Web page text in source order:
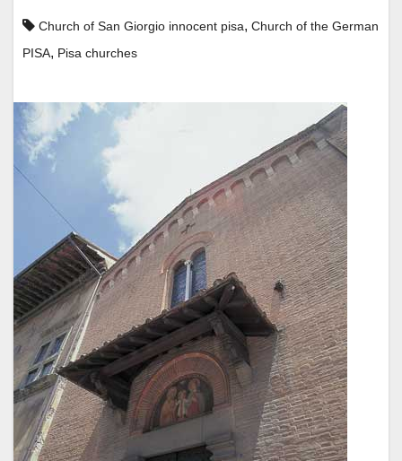
Church of San Giorgio innocent pisa, Church of the German
PISA, Pisa churches